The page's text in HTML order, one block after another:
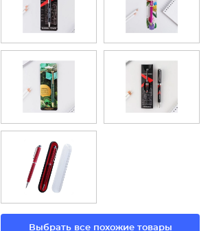
Выбрать все похожие товары